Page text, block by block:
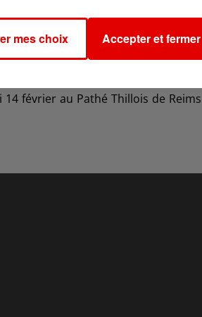
février au Pathé Thillois de
mes choix Accepter et fermer